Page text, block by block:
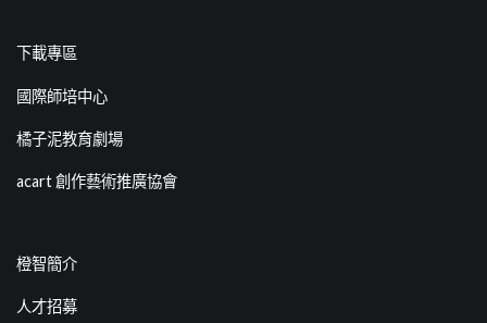
下載專區
國際師培中心
橘子泥教育劇場
acart 創作藝術推廣協會
橙智簡介
人才招募